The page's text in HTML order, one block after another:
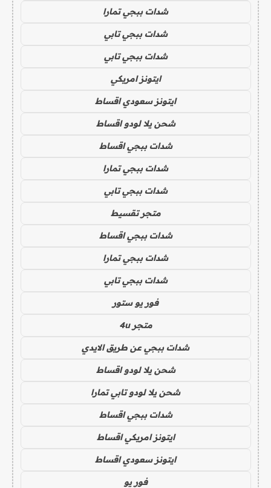
شدات ببجي تمارا
شدات ببجي تابي
شدات ببجي تابي
ايتونز امريكي
ايتونز سعودي اقساط
شحن يلا لودو اقساط
شدات ببجي اقساط
شدات ببجي تمارا
شدات ببجي تابي
متجر تقسيط
شدات ببجي اقساط
شدات ببجي تمارا
شدات ببجي تابي
فور يو ستور
متجر 4u
شدات ببجي عن طريق الايدي
شحن يلا لودو اقساط
شحن يلا لودو تابي تمارا
شدات ببجي اقساط
ايتونز امريكي اقساط
ايتونز سعودي اقساط
فور يو